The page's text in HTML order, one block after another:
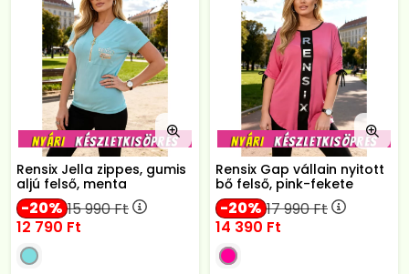
Rensix Jella zippes, gumis
aljú felső, menta
20 15 990Ft
12 790 Ft
Rensix Gap vállain nyitott
bő felső, pink-fekete
20 17 990Ft
14 390 Ft